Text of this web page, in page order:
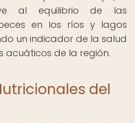
al equilibrio de las
en los ríos y lagos
un indicador de la salud
acuáticos de la región.
del